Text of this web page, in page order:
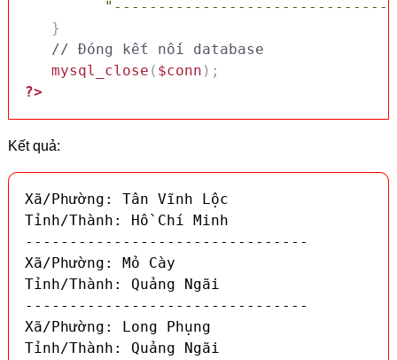
"--------------------------------
}
// Đóng kết nối database
mysql_close ( $conn ) ;
?>
Kết quả:
Xã/Phường: Tân Vĩnh Lộc
Tỉnh/Thành: Hồ Chí Minh
--------------------------------
Xã/Phường: Mỏ Cày
Tỉnh/Thành: Quảng Ngãi
--------------------------------
Xã/Phường: Long Phụng
Tỉnh/Thành: Quảng Ngãi